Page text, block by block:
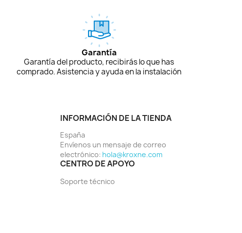
Garantía
Garantía del producto, recibirás lo que has
comprado. Asistencia y ayuda en la instalación
INFORMACIÓN DE LA TIENDA
España
Envíenos un mensaje de correo
electrónico: hola@kroxne.com
CENTRO DE APOYO
Soporte técnico